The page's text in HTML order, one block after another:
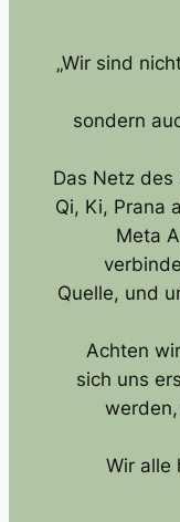
„Wir sind
sondern
Das Netz
Qi, Ki, Prana
Meta
Quelle, und
Achten
sich uns
Wir alle